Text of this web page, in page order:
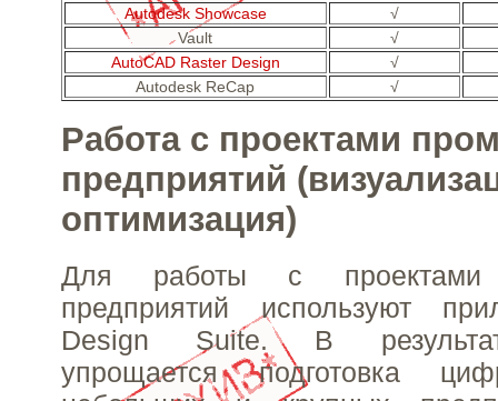
Autodesk Showcase
√
Vault
√
AutoCAD Raster Design
√
Autodesk ReCap
√
Работа с проектами
предприятий
оптимизация)
Для работы с проектами
предприятий используют
Design Suite. В
упрощается подготовка